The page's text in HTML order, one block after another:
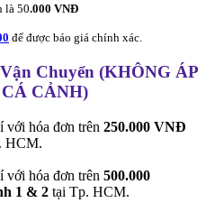
là 50.000 VNĐ
để được báo giá chính xác.
Chuyển (KHÔNG ÁP
CẢNH)
với hóa đơn trên 250.000 VNĐ
HCM.
với hóa đơn trên 500.000
1 & 2 tại Tp. HCM.